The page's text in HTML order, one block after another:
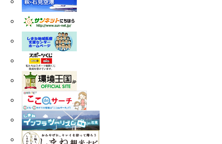
【医療対策課】よしか病院経営強化プラン R6
年度の取り組み状況を公開しました